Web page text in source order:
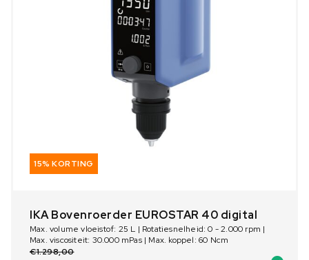
15% KORTING
IKA Bovenroerder EUROSTAR 40 digital
Max. volume vloeistof: 25 L | Rotatiesnelheid: 0 - 2.000 rpm |
Max. viscositeit: 30.000 mPas | Max. koppel: 60 Ncm
€1.298,00